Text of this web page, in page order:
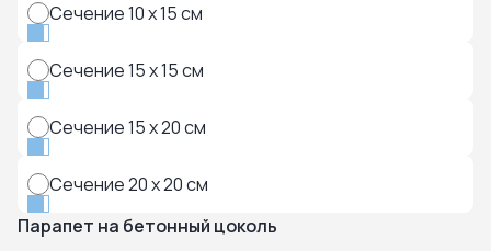
Сечение 10 x 15 см
Сечение 15 x 15 см
Сечение 15 x 20 см
Сечение 20 x 20 см
Парапет на бетонный цоколь